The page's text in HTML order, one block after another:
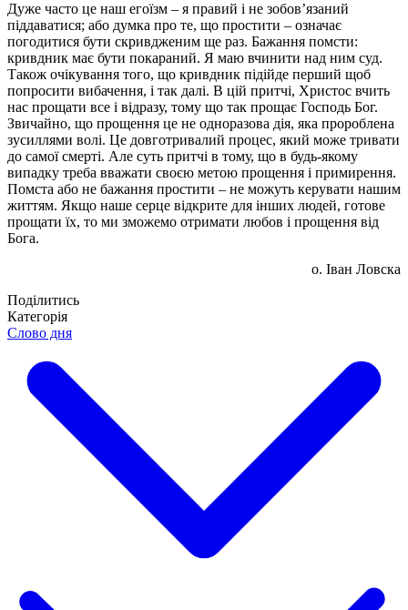
Дуже часто це наш егоїзм – я правий і не зобов’язаний
піддаватися; або думка про те, що простити – означає
погодитися бути скривдженим ще раз. Бажання помсти:
кривдник має бути покараний. Я маю вчинити над ним суд.
Також очікування того, що кривдник підійде перший щоб
попросити вибачення, і так далі. В цій притчі, Христос вчить
нас прощати все і відразу, тому що так прощає Господь Бог.
Звичайно, що прощення це не одноразова дія, яка пророблена
зусиллями волі. Це довготривалий процес, який може тривати
до самої смерті. Але суть притчі в тому, що в будь-якому
випадку треба вважати своєю метою прощення і примирення.
Помста або не бажання простити – не можуть керувати нашим
життям. Якщо наше серце відкрите для інших людей, готове
прощати їх, то ми зможемо отримати любов і прощення від
Бога.
о. Іван Ловска
Поділитись
Категорія
Слово дня